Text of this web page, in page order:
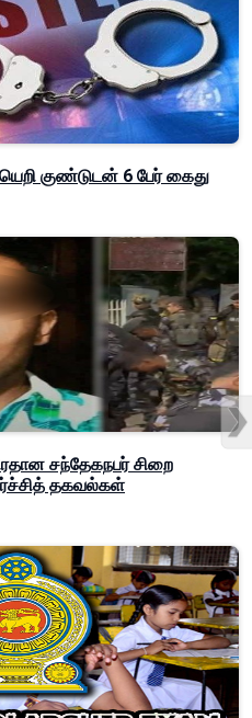
குண்டுடன் 6 பேர் கைது
சந்தேகநபர் சிறை
தகவல்கள்